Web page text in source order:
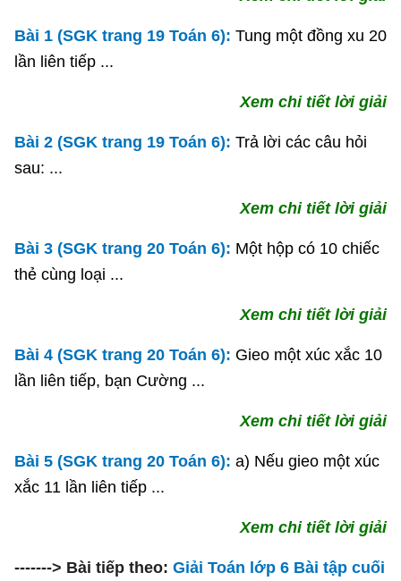
Bài 1 (SGK trang 19 Toán 6): Tung một đồng xu 20
lần liên tiếp ...
Xem chi tiết lời giải
Bài 2 (SGK trang 19 Toán 6): Trả lời các câu hỏi
sau: ...
Xem chi tiết lời giải
Bài 3 (SGK trang 20 Toán 6): Một hộp có 10 chiếc
thẻ cùng loại ...
Xem chi tiết lời giải
Bài 4 (SGK trang 20 Toán 6): Gieo một xúc xắc 10
lần liên tiếp, bạn Cường ...
Xem chi tiết lời giải
Bài 5 (SGK trang 20 Toán 6): a) Nếu gieo một xúc
xắc 11 lần liên tiếp ...
Xem chi tiết lời giải
-------> Bài tiếp theo: Giải Toán lớp 6 Bài tập cuối